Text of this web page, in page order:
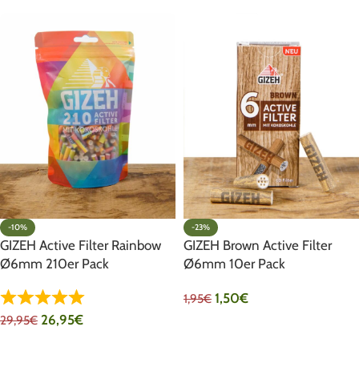
-10%
GIZEH Active Filter Rainbow
Ø6mm 210er Pack
29,95€ 26,95€
-23%
GIZEH Brown Active Filter
Ø6mm 10er Pack
1,95€ 1,50€